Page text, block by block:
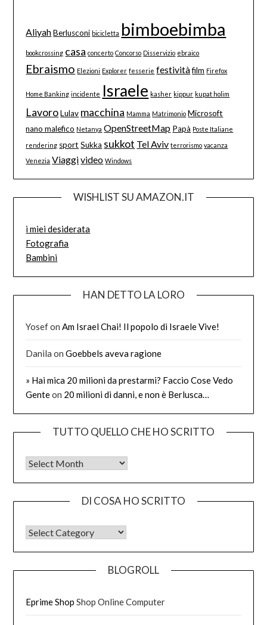
Aliyah Berlusconi bicicletta bimboebimba
bookcrossing casa concerto Concorso Disservizio ebraico
Ebraismo Elezioni Explorer fesserie festività film Firefox
Home Banking incidente Israele kasher kippur kupat holim
Lavoro Lulav macchina Mamma Matrimonio Microsoft
nano malefico Netanya OpenStreetMap Papà Poste Italiane
rendering sport Sukka sukkot Tel Aviv terrorismo vacanza
Venezia Viaggivideo Windows
WISHLIST SU AMAZON.IT
i miei desiderata
Fotografia
Bambini
HAN DETTO LA LORO
YosefonAm Israel Chai! Il popolo di Israele Vive!
Danila onGoebbels aveva ragione
» Hai mica 20 milioni da prestarmi? Faccio Cose Vedo
Genteon 20 milioni di danni, e non è Berlusca…
TUTTO QUELLO CHE HO SCRITTO
Tutto quello che ho scritto
DI COSA HO SCRITTO
DI COSA HO SCRITTO
BLOGROLL
Eprime Shop Shop Online Computer